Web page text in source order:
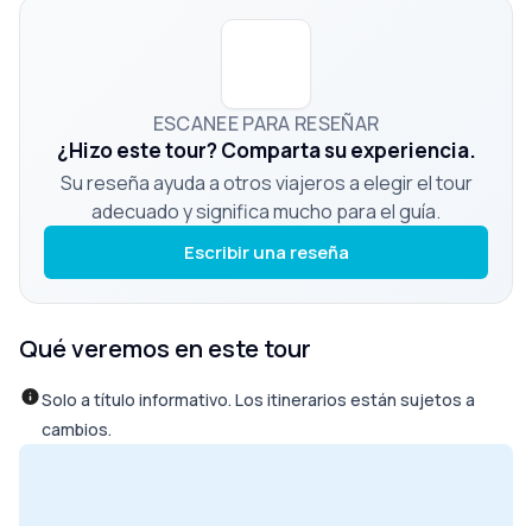
ESCANEE PARA RESEÑAR
¿Hizo este tour? Comparta su experiencia.
Su reseña ayuda a otros viajeros a elegir el tour
adecuado y significa mucho para el guía.
Escribir una reseña
Qué veremos en este tour
Solo a título informativo. Los itinerarios están sujetos a
cambios.